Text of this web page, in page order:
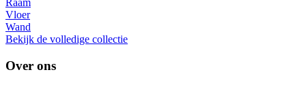
Raam
Vloer
Wand
Bekijk de volledige collectie
Over ons